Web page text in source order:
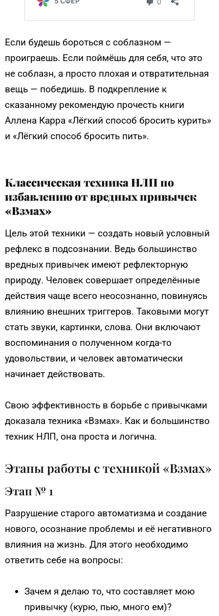
Если будешь бороться с соблазном —
проиграешь. Если поймёшь для себя, что это
не соблазн, а просто плохая и отвратительная
вещь — победишь. В подкрепление к
сказанному рекомендую прочесть книги
Аллена Карра «Лёгкий способ бросить курить»
и «Лёгкий способ бросить пить».
Классическая техника НЛП по
избавлению от вредных привычек
«Взмах»
Цель этой техники — создать новый условный
рефлекс в подсознании. Ведь большинство
вредных привычек имеют рефлекторную
природу. Человек совершает определённые
действия чаще всего неосознанно, повинуясь
влиянию внешних триггеров. Таковыми могут
стать звуки, картинки, слова. Они включают
воспоминания о полученном когда-то
удовольствии, и человек автоматически
начинает действовать.
Свою эффективность в борьбе с привычками
доказала техника «Взмах». Как и большинство
техник НЛП, она проста и логична.
Этапы работы с техникой «Взмах»
Этап № 1
Разрушение старого автоматизма и создание
нового, осознание проблемы и её негативного
влияния на жизнь. Для этого необходимо
ответить себе на вопросы:
Зачем я делаю то, что составляет мою
привычку (курю, пью, много ем)?